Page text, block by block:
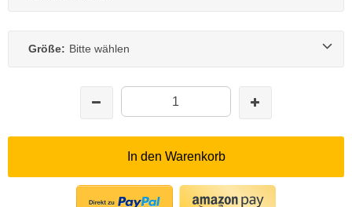
Größe: Bitte wählen
In den Warenkorb